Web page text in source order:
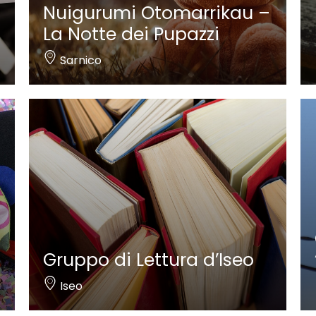
Nuigurumi Otomarrikau –
La Notte dei Pupazzi
Sarnico
Gruppo di Lettura d’Iseo
Iseo